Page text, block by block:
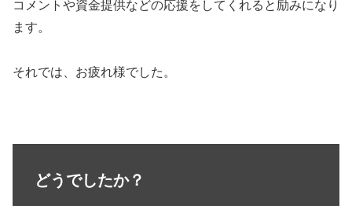
コメントや資金提供などの応援をしてくれると励みになり
ます。
それでは、お疲れ様でした。
どうでしたか？